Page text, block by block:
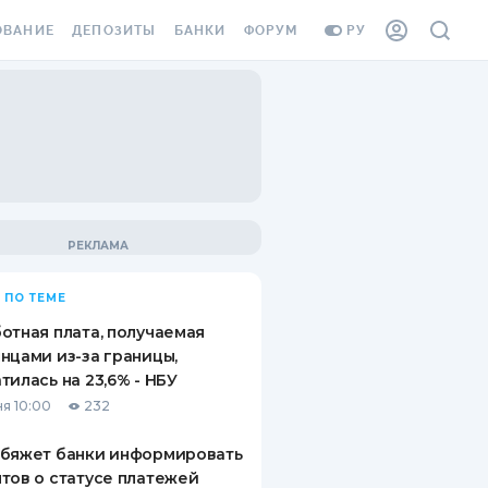
РУ
ВИНЬЕТКА
СОТРУДНИКОВ
ОТ
СЛУЧАЕВ
ДЕПОЗИТЫ
ВОПРОСЫ И ОТВЕТЫ
ПУТЕВОДИТЕЛИ ПО
СБЕРЕЖЕНИЯМ
БАНКИ ФОРУМ
ПО ТЕМЕ
плата, получаемая
из-за границы,
на 23,6% - НБУ
10:00 232
банки информировать
о статусе платежей